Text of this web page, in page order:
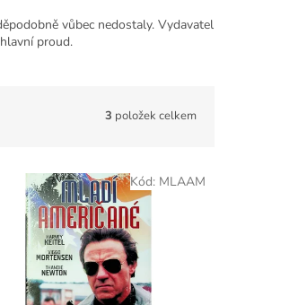
vůbec nedostaly. Vydavatel
proud.
3 položek celkem
Kód: MLAAM